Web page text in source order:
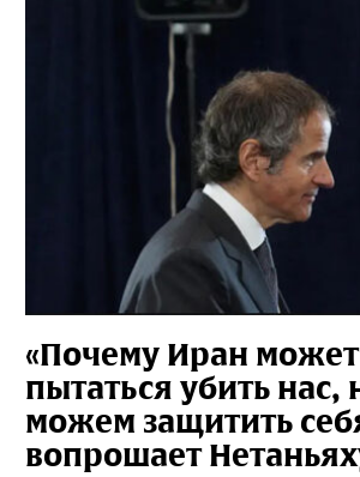
«Почему Иран может
пытаться убить нас,
можем защитить
вопрошает